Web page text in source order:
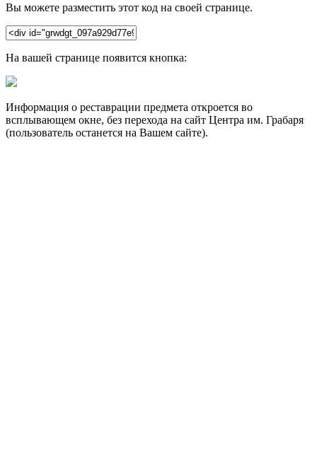
Вы можете разместить этот код на своей странице.
На вашей странице появится кнопка:
Информация о реставрации предмета откроется во
всплывающем окне, без перехода на сайт Центра им. Грабаря
(пользователь останется на Вашем сайте).